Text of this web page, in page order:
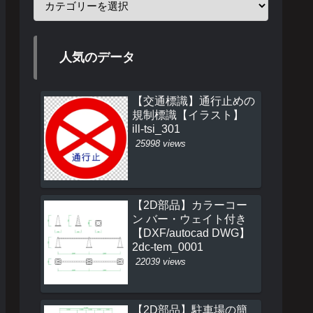
人気のデータ
【交通標識】通行止めの
規制標識【イラスト】
ill-tsi_301
25998 views
【2D部品】カラーコー
ン バー・ウェイト付き
【DXF/autocad DWG】
2dc-tem_0001
22039 views
【2D部品】駐車場の簡